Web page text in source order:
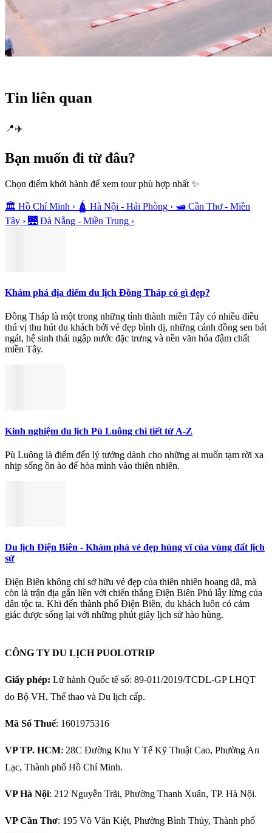
Tin liên quan
📍✈️
Bạn muốn đi từ đâu?
Chọn điểm khởi hành để xem tour phù hợp nhất ✨
🏛️ Hồ Chí Minh › 🛕 Hà Nội - Hải Phòng › 🛥️ Cần Thơ - Miền
Tây › 🌉 Đà Nẵng - Miền Trung ›
Khám phá địa điểm du lịch Đồng Tháp có gì đẹp?
Đồng Tháp là một trong những tỉnh thành miền Tây có nhiều điều
thú vị thu hút du khách bởi vẻ đẹp bình dị, những cánh đồng sen bát
ngát, hệ sinh thái ngập nước đặc trưng và nền văn hóa đậm chất
miền Tây.
Kinh nghiệm du lịch Pù Luông chi tiết từ A-Z
Pù Luông là điểm đến lý tưởng dành cho những ai muốn tạm rời xa
nhịp sống ồn ào để hòa mình vào thiên nhiên.
Du lịch Điện Biên - Khám phá vẻ đẹp hùng vĩ của vùng đất lịch
sử
Điện Biên không chỉ sở hữu vẻ đẹp của thiên nhiên hoang dã, mà
còn là trận địa gắn liền với chiến thắng Điện Biên Phủ lẫy lừng của
dân tộc ta. Khi đến thành phố Điện Biên, du khách luôn có cảm
giác được sống lại với những phút giây lịch sử hào hùng.
CÔNG TY DU LỊCH PUOLOTRIP
Giấy phép: Lữ hành Quốc tế số: 89-011/2019/TCDL-GP LHQT
do Bộ VH, Thể thao và Du lịch cấp.
Mã Số Thuế: 1601975316
VP TP. HCM: 28C Đường Khu Y Tế Kỹ Thuật Cao, Phường An
Lạc, Thành phố Hồ Chí Minh.
VP Hà Nội: 212 Nguyễn Trãi, Phường Thanh Xuân, TP. Hà Nội.
VP Cần Thơ: 195 Võ Văn Kiệt, Phường Bình Thủy, Thành phố